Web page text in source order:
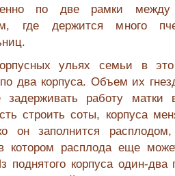
по две рамки
где держится много
ульях семьи в
два корпуса. Объем их
задерживать работу матки
строить соты, корпуса
он заполнится
котором расплода еще
поднятого корпуса один-